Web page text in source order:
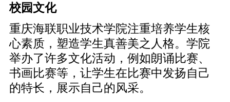
校园文化
重庆海联职业技术学院注重培养学生核
心素质，塑造学生真善美之人格。学院
举办了许多文化活动，例如朗诵比赛、
书画比赛等，让学生在比赛中发扬自己
的特长，展示自己的风采。